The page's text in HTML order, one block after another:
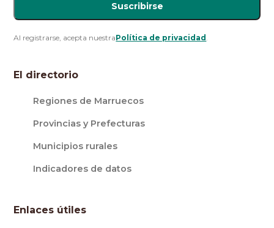
Suscribirse
Al registrarse, acepta nuestraPolítica de privacidad .
El directorio
Regiones de Marruecos
Provincias y Prefecturas
Municipios rurales
Indicadores de datos
Enlaces útiles